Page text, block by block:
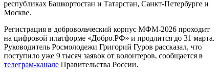
республиках Башкортостан и Татарстан, Санкт-Петербурге и
Москве.
Регистрация в добровольческий корпус МФМ-2026 проходит
на цифровой платформе «Добро.РФ» и продлится до 31 марта.
Руководитель Росмолодежи Григорий Гуров рассказал, что
поступило уже 9 тысяч заявок от волонтеров, сообщается в
телеграм-канале Правительства России.